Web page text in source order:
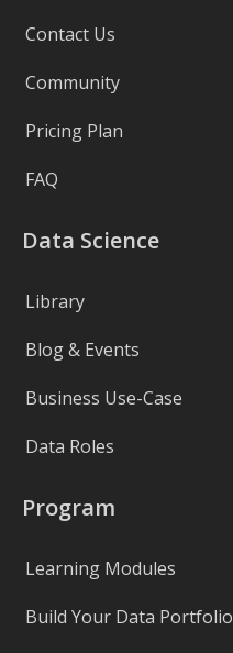
Contact Us
Community
Pricing Plan
FAQ
Data Science
Library
Blog & Events
Business Use-Case
Data Roles
Program
Learning Modules
Build Your Data Portfolio